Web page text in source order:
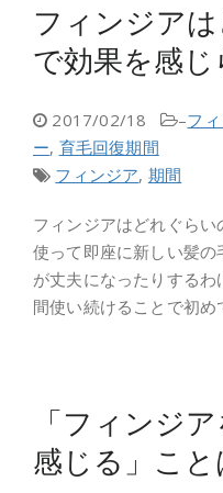
フィンジア
で効果を感じ
2017/02/18 –フ
ー, 育毛回復期間
フィンジア, 期間
フィンジアはどれぐら
使って即座に新しい髪
が丈夫になったりする
間使い続けることで初
「フィンジ
感じる」こ